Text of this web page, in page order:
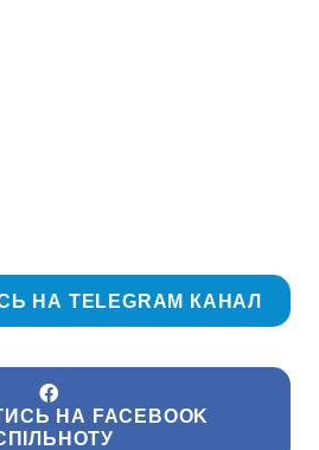
НА TELEGRAM КАНАЛ
НА FACEBOOK